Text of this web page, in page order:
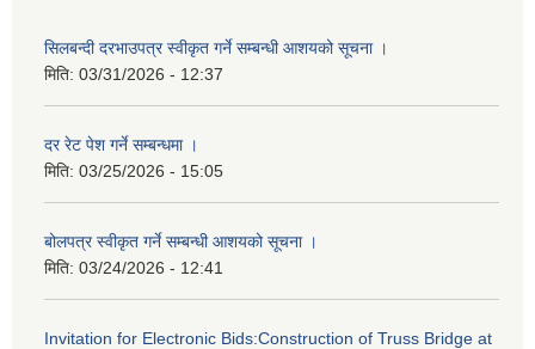
सिलबन्दी दरभाउपत्र स्वीकृत गर्ने सम्बन्धी आशयको सूचना ।
मिति: 03/31/2026 - 12:37
दर रेट पेश गर्ने सम्बन्धमा ।
मिति: 03/25/2026 - 15:05
बोलपत्र स्वीकृत गर्ने सम्बन्धी आशयको सूचना ।
मिति: 03/24/2026 - 12:41
Invitation for Electronic Bids:Construction of Truss Bridge at